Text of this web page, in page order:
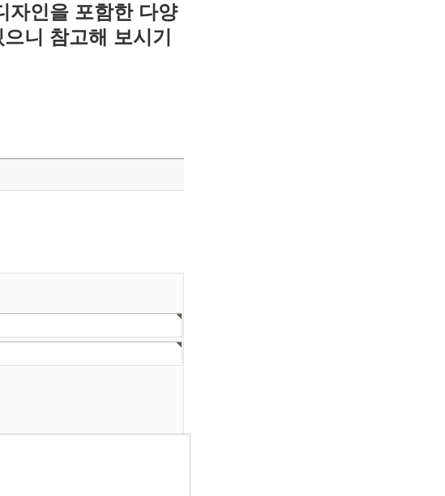
자인을 포함한 다양
니 참고해 보시기